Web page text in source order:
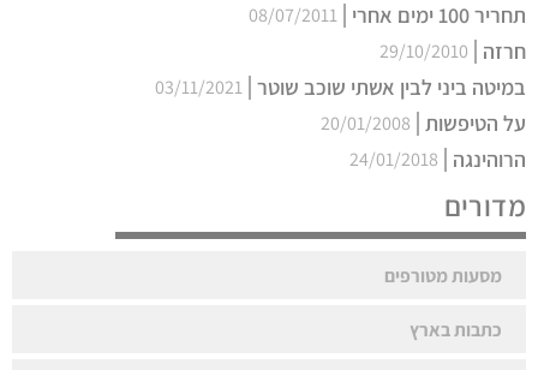
תחריר 100 ימים אחרי 08/07/2011
חרזה 29/10/2010
במיטה ביני לבין אשתי שוכב שוטר 03/11/2021
על הטיפשות 20/01/2008
הרוהינגה 24/01/2018
מדורים
מסעות מטורפים
כתבות בארץ